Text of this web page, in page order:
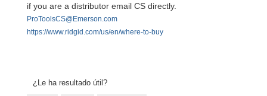
if you are a distributor email CS directly.
ProToolsCS@Emerson.com
https://www.ridgid.com/us/en/where-to-buy
¿Le ha resultado útil?